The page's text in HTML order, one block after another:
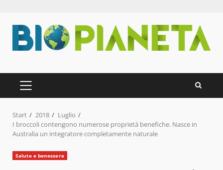
Inhalt
springen
PRIMÄRES
MENÜ
Start 2018
Luglio
I broccoli contengono numerose proprietà benefiche. Nasce in
Australia un integratore completamente naturale
Salute e benessere